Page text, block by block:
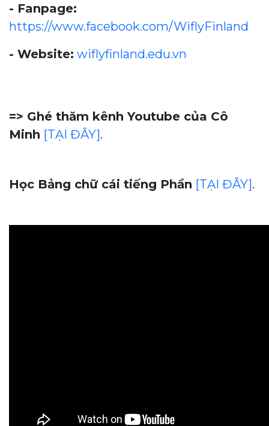
- Fanpage:
https://www.facebook.com/WiflyFinland
- Website: wiflyfinland.edu.vn
=> Ghé thăm kênh Youtube của Cô
Minh [TẠI ĐÂY].
Học Bảng chữ cái tiếng Phần [TẠI ĐÂY].